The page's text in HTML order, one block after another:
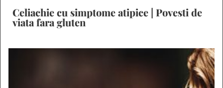
Celiachie cu simptome atipice | Povesti de
viata fara gluten